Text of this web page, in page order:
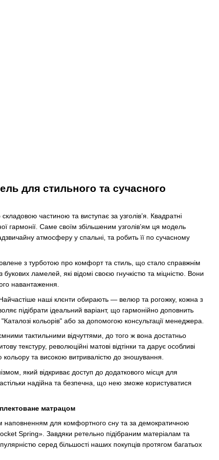
для стильного та сучасного
частиною та виступає за узголів’я. Квадратні
гармонії. Саме своїм збільшеним узголів’ям ця модель
атмосферу у спальні, та робить її по сучасному
з турботою про комфорт та стиль, що стало справжнім
ламелей, які відомі своєю гнучкістю та міцністю. Вони
навантаження.
наші клєнти обирають — велюр та рогожку, кожна з
підібрати ідеальний варіант, що гармонійно доповнить
кольорів" або за допомогою консультації менеджера.
тактильними відчуттями, до того ж вона достатньо
текстуру, революційні матові відтінки та дарує особливі
кольору та високою витривалістю до зношування.
який відкриває доступ до додаткового місця для
надійна та безпечна, що нею зможе користуватися
матрацом
наповненням для комфортного сну та за демократичною
Spring». Завдяки ретельно підібраним матеріалам та
серед більшості наших покупців протягом багатьох